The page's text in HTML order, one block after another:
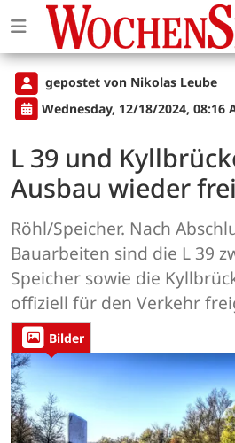
gepostet von Nikolas Leube
Wednesday, 12/18/2024, 08:16
L 39 und
Ausbau wieder
Röhl/Speicher. Nach
Bauarbeiten sind die L 39
Speicher sowie die
offiziell für den Verkehr
Bilder